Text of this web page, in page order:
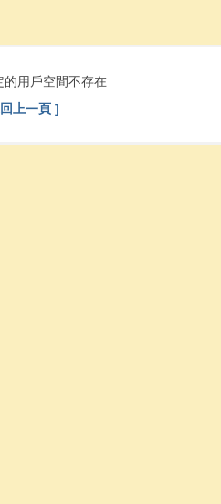
的用戶空間不存在
上一頁 ]